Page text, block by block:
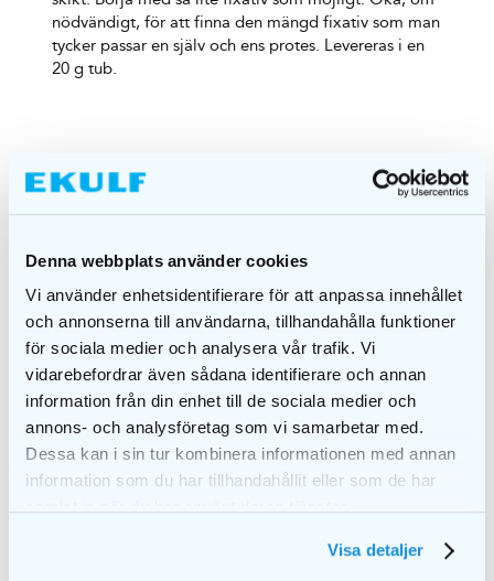
Denna webbplats använder cookies
Vi använder enhetsidentifierare för att anpassa innehållet
och annonserna till användarna, tillhandahålla funktioner
för sociala medier och analysera vår trafik. Vi
vidarebefordrar även sådana identifierare och annan
information från din enhet till de sociala medier och
annons- och analysföretag som vi samarbetar med.
Dessa kan i sin tur kombinera informationen med annan
information som du har tillhandahållit eller som de har
Visa detaljer
nödvändigt, för att finna den mängd fixativ som man
tycker passar en själv och ens protes. Levereras i en
20 g tub.
LIKNANDE PRODUKTER
protesmedel